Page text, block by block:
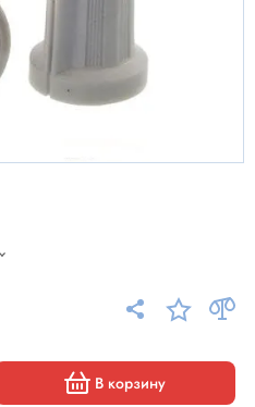
В корзину